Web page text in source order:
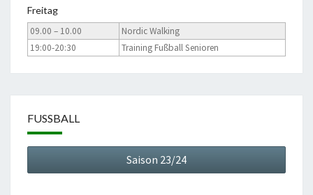
Freitag
09.00 – 10.00
Nordic Walking
19:00-20:30
Training Fußball Senioren
FUSSBALL
Saison 23/24